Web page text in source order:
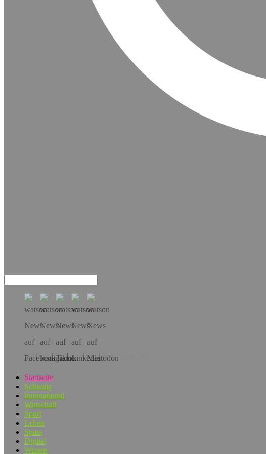
Hol dir die App!
Startseite
Schweiz
International
Wirtschaft
Sport
Leben
Spass
Digital
Wissen